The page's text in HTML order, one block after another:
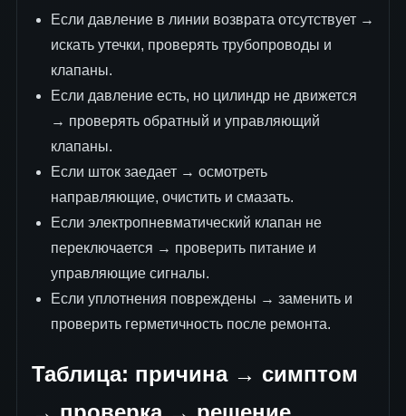
Если давление в линии возврата отсутствует →
искать утечки, проверять трубопроводы и
клапаны.
Если давление есть, но цилиндр не движется
→ проверять обратный и управляющий
клапаны.
Если шток заедает → осмотреть
направляющие, очистить и смазать.
Если электропневматический клапан не
переключается → проверить питание и
управляющие сигналы.
Если уплотнения повреждены → заменить и
проверить герметичность после ремонта.
Таблица: причина → симптом